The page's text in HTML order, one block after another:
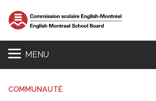
MENU
COMMUNAUTÉ